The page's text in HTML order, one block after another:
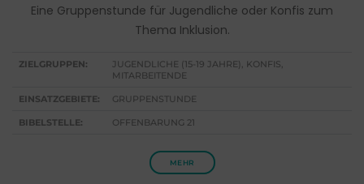
Eine Gruppenstunde für Jugendliche oder Konfis zum
Thema Inklusion.
ZIELGRUPPEN:
JUGENDLICHE (15-19 JAHRE), KONFIS,
MITARBEITENDE
EINSATZGEBIETE: GRUPPENSTUNDE
BIBELSTELLE: OFFENBARUNG 21
MEHR